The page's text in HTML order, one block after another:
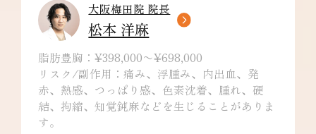
大阪梅田院 院長
松本 洋麻
脂肪豊胸：¥398,000〜¥698,000
リスク/副作用：痛み、浮腫み、内出血、発
赤、熱感、つっぱり感、色素沈着、腫れ、硬
結、拘縮、知覚鈍麻などを生じることがありま
す。